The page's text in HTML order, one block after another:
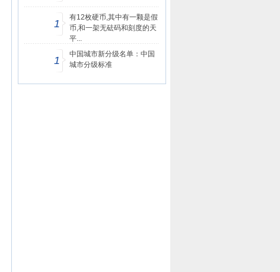
1
有12枚硬币,其中有一颗是假
币,和一架无砝码和刻度的天
平...
1
中国城市新分级名单：中国
城市分级标准